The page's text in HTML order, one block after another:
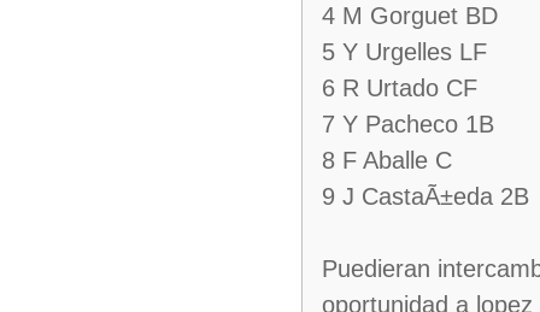
4 M Gorguet BD
5 Y Urgelles LF
6 R Urtado CF
7 Y Pacheco 1B
8 F Aballe C
9 J CastaÃ±eda 2B
Puedieran
oportunidad a